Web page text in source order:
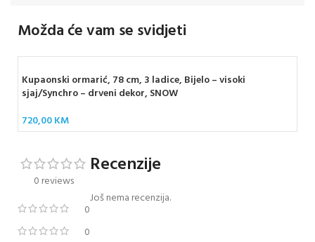
Možda će vam se svidjeti
Kupaonski ormarić, 78 cm, 3 ladice, Bijelo – visoki
sjaj/Synchro – drveni dekor, SNOW
720,00KM
0 reviews
0
0
Recenzije
Još nema recenzija.